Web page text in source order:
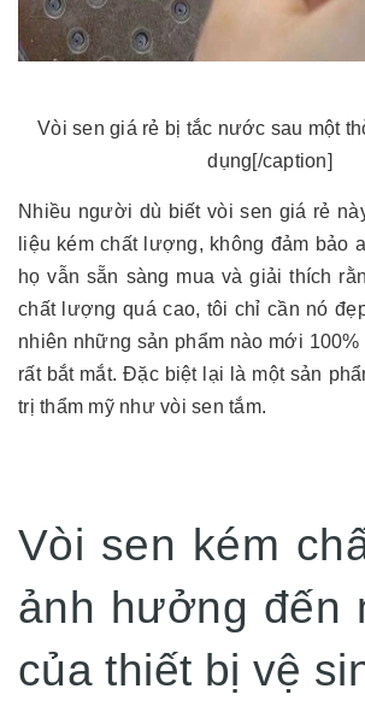
Vòi sen giá rẻ bị tắc nước sau một
dụng[/caption]
Nhiều người dù biết vòi sen giá rẻ
liệu kém chất lượng, không đảm bảo
họ vẫn sẵn sàng mua và giải thích
chất lượng quá cao, tôi chỉ cần nó
nhiên những sản phẩm nào mới 100%
rất bắt mắt. Đặc biệt lại là một sản
trị thẩm mỹ như vòi sen tắm.
Vòi sen kém
ảnh hưởng đến
của thiết bị vệ